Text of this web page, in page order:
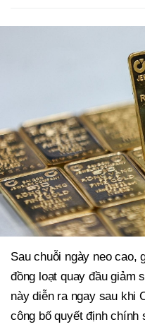
Sau chuỗi ngày neo cao,
đồng loạt quay đầu giảm
này diễn ra ngay sau khi
công bố quyết định chính